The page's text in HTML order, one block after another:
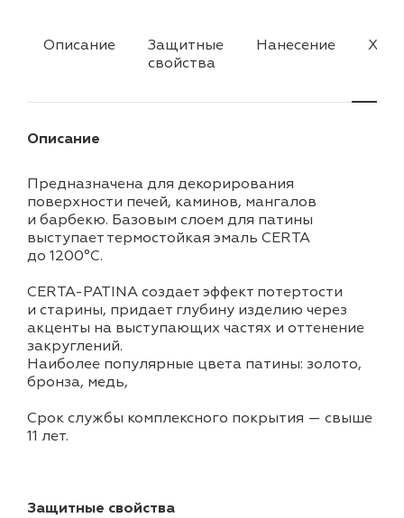
Описание
Защитные
свойства
Нанесение
Описание
Предназначена для декорирования
поверхности печей, каминов, мангалов
и барбекю. Базовым слоем для патины
выступает термостойкая эмаль CERTA
до 1200°С.
CERTA-PATINA создает эффект потертости
и старины, придает глубину изделию через
акценты на выступающих частях и оттенение
закруглений.
Наиболее популярные цвета патины: золото,
бронза, медь,
Срок службы комплексного покрытия — свыше
11 лет.
Защитные свойства